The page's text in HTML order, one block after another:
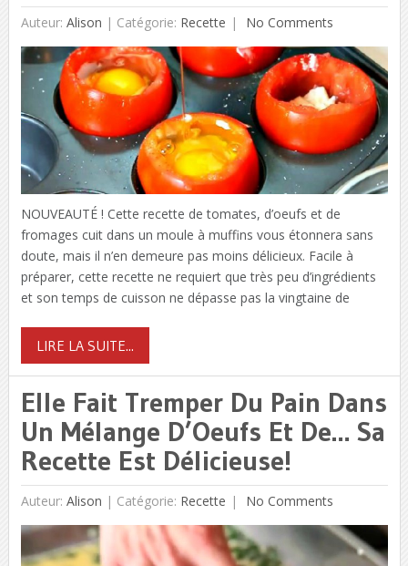
Auteur: Alison | Catégorie: Recette No Comments
NOUVEAUTÉ ! Cette recette de tomates, d’oeufs et de
fromages cuit dans un moule à muffins vous étonnera sans
doute, mais il n’en demeure pas moins délicieux. Facile à
préparer, cette recette ne requiert que très peu d’ingrédients
et son temps de cuisson ne dépasse pas la vingtaine de
LIRE LA SUITE...
Elle Fait Tremper Du Pain Dans
Un Mélange D’Oeufs Et De… Sa
Recette Est Délicieuse!
Auteur: Alison | Catégorie: Recette No Comments